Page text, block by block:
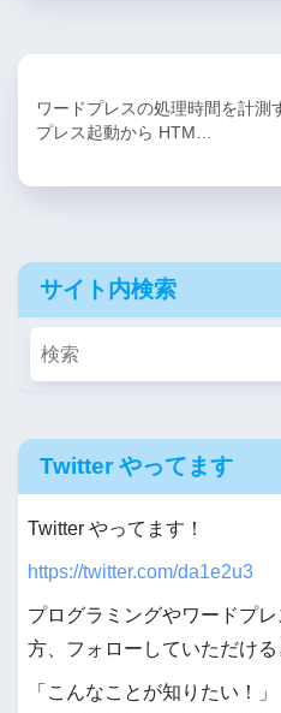
ワードプレスの処理時間を計測
プレス起動から HTM…
サイト内検索
Twitter やってます
Twitter やってます！
https://twitter.com/da1e2u3
プログラミングやワードプ
方、フォローしていただけ
「こんなことが知りたい！